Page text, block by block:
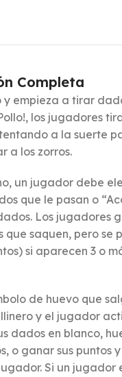
Completa
y empieza a tirar
los jugadores
a la suerte
a los zorros.
un jugador debe
que le pasan o
Los jugadores
que saquen, pero se
si aparecen 3 o
de huevo que
y el jugador
dados en blanco,
o ganar sus puntos
Si un jugador